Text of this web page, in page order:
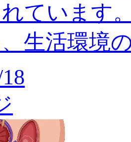
ています
生活環境